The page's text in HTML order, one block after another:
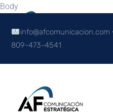
Body
info@afcomunicacion.com
809-473-4541